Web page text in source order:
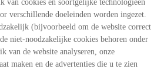
van cookies en soortgelijke technologieën
verschillende doeleinden worden ingezet.
(bijvoorbeeld om de website correct
niet-noodzakelijke cookies behoren onder
van de website analyseren, onze
maken en de advertenties die u te zien